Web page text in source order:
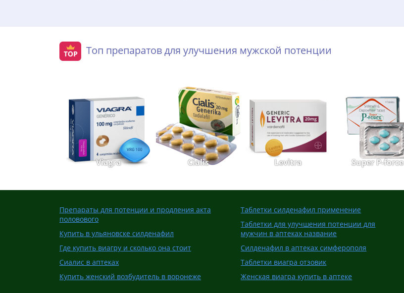
Топ препаратов для улучшения мужской потенции
Viagra Cialis Levitra Super P-force
Препараты для потенции и продления акта
половового
Купить в ульяновске силденафил
Где купить виагру и сколько она стоит
Сиалис в аптеках
Купить женский возбудитель в воронеже
Таблетки силденафил применение
Таблетки для улучшения потенции для
мужчин в аптеках название
Силденафил в аптеках симферополя
Таблетки виагра отзовик
Женская виагра купить в аптеке